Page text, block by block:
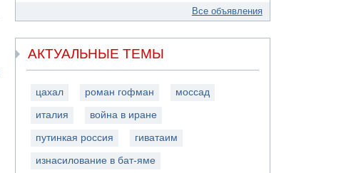
Все объявления
АКТУАЛЬНЫЕ ТЕМЫ
цахал роман гофман моссад
италия война в иране
путинкая россия гиватаим
изнасилование в бат-яме